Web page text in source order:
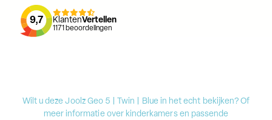
9,7 KlantenVertellen
1171 beoordelingen
Wilt u deze Joolz Geo 5 | Twin | Blue in het echt bekijken? Of
meer informatie over kinderkamers en passende